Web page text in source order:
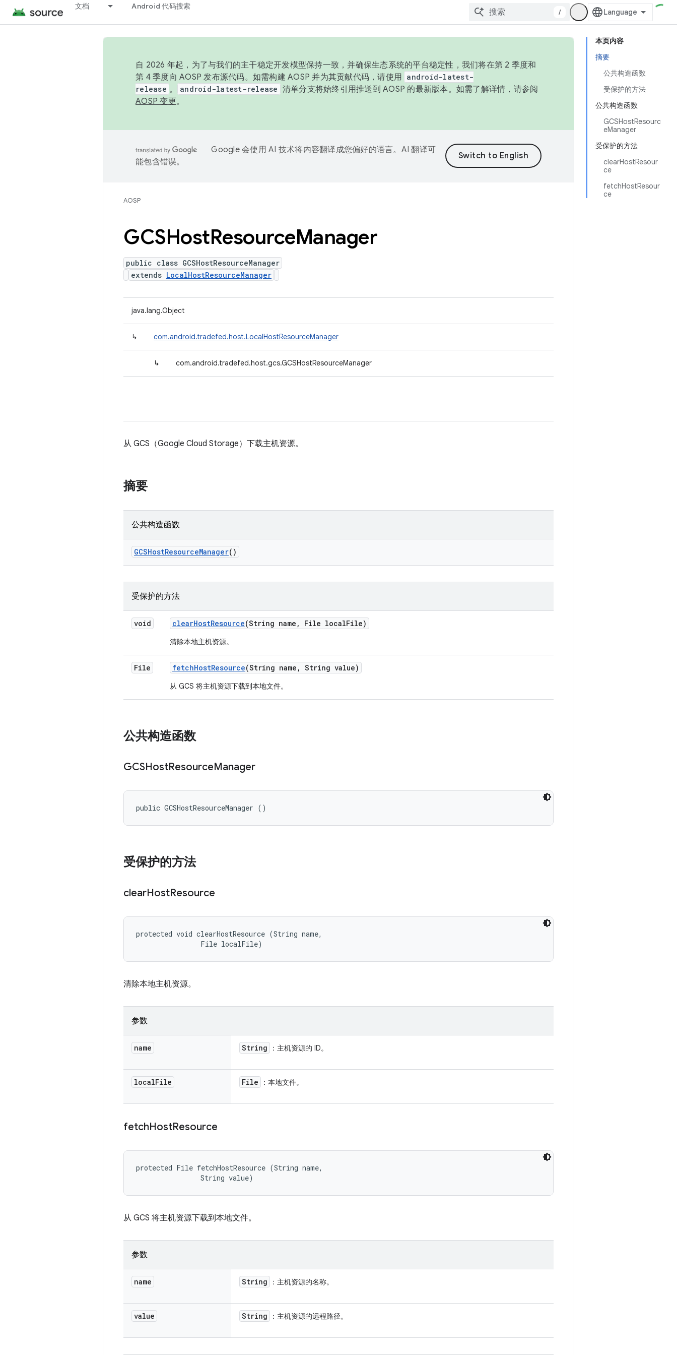
文档 Android 代码搜索
/
本页内容
摘要
公共构造函数
受保护的方法
公共构造函数
GCSHostResourc
eManager
受保护的方法
clearHostResour
ce
fetchHostResour
ce
自 2026 年起，为了与我们的主干稳定开发模型保持一致，并确保生态系统的平台稳定性，我们将在第 2 季度和
第 4 季度向 AOSP 发布源代码。如需构建 AOSP 并为其贡献代码，请使用 android-latest-
release 。 android-latest-release 清单分支将始终引用推送到 AOSP 的最新版本。如需了解详情，请参阅
AOSP 变更。
Google 会使用 AI 技术将内容翻译成您偏好的语言。AI 翻译可
能包含错误。
AOSP
GCSHostResourceManager
public class GCSHostResourceManager
extends LocalHostResourceManager
java.lang.Object
↳ com.android.tradefed.host.LocalHostResourceManager
↳ com.android.tradefed.host.gcs.GCSHostResourceManager
从 GCS（Google Cloud Storage）下载主机资源。
摘要
公共构造函数
GCSHostResourceManager()
受保护的方法
void clearHostResource(String name , File localFile)
清除本地主机资源。
File fetchHostResource(String name , String value)
从 GCS 将主机资源下载到本地文件。
公共构造函数
GCSHostResourceManager
public GCSHostResourceManager ()
受保护的方法
clearHostResource
protected void clearHostResource (String name,
                File localFile)
清除本地主机资源。
参数
name String ：主机资源的 ID。
localFile File ：本地文件。
fetchHostResource
protected File fetchHostResource (String name,
                String value)
从 GCS 将主机资源下载到本地文件。
参数
name String ：主机资源的名称。
value String ：主机资源的远程路径。